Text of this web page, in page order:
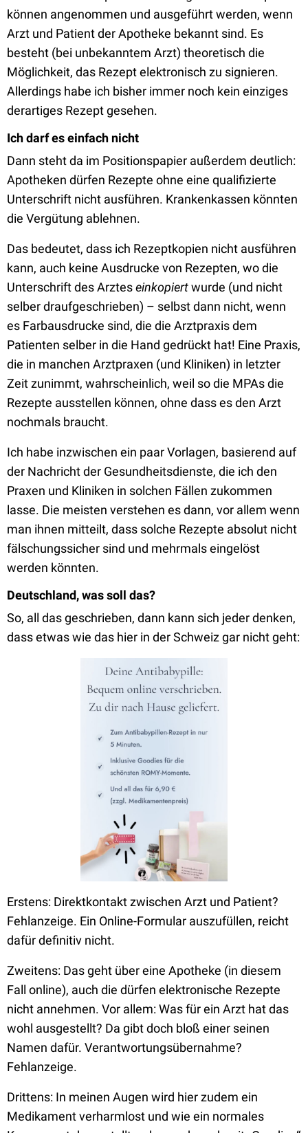
können angenommen und ausgeführt werden, wenn
Arzt und Patient der Apotheke bekannt sind. Es
besteht (bei unbekanntem Arzt) theoretisch die
Möglichkeit, das Rezept elektronisch zu signieren.
Allerdings habe ich bisher immer noch kein einziges
derartiges Rezept gesehen.
Ich darf es einfach nicht
Dann steht da im Positionspapier außerdem deutlich:
Apotheken dürfen Rezepte ohne eine qualifizierte
Unterschrift nicht ausführen. Krankenkassen könnten
die Vergütung ablehnen.
Das bedeutet, dass ich Rezeptkopien nicht ausführen
kann, auch keine Ausdrucke von Rezepten, wo die
Unterschrift des Arzteseinkopiertwurde (und nicht
selber draufgeschrieben) – selbst dann nicht, wenn
es Farbausdrucke sind, die die Arztpraxis dem
Patienten selber in die Hand gedrückt hat! Eine Praxis,
die in manchen Arztpraxen (und Kliniken) in letzter
Zeit zunimmt, wahrscheinlich, weil so die MPAs die
Rezepte ausstellen können, ohne dass es den Arzt
nochmals braucht.
Ich habe inzwischen ein paar Vorlagen, basierend auf
der Nachricht der Gesundheitsdienste, die ich den
Praxen und Kliniken in solchen Fällen zukommen
lasse. Die meisten verstehen es dann, vor allem wenn
man ihnen mitteilt, dass solche Rezepte absolut nicht
fälschungssicher sind und mehrmals eingelöst
werden könnten.
Deutschland, was soll das?
So, all das geschrieben, dann kann sich jeder denken,
dass etwas wie das hier in der Schweiz gar nicht geht:
Erstens: Direktkontakt zwischen Arzt und Patient?
Fehlanzeige. Ein Online-Formular auszufüllen, reicht
dafür definitiv nicht.
Zweitens: Das geht über eine Apotheke (in diesem
Fall online), auch die dürfen elektronische Rezepte
nicht annehmen. Vor allem: Was für ein Arzt hat das
wohl ausgestellt? Da gibt doch bloß einer seinen
Namen dafür. Verantwortungsübernahme?
Fehlanzeige.
Drittens: In meinen Augen wird hier zudem ein
Medikament verharmlost und wie ein normales